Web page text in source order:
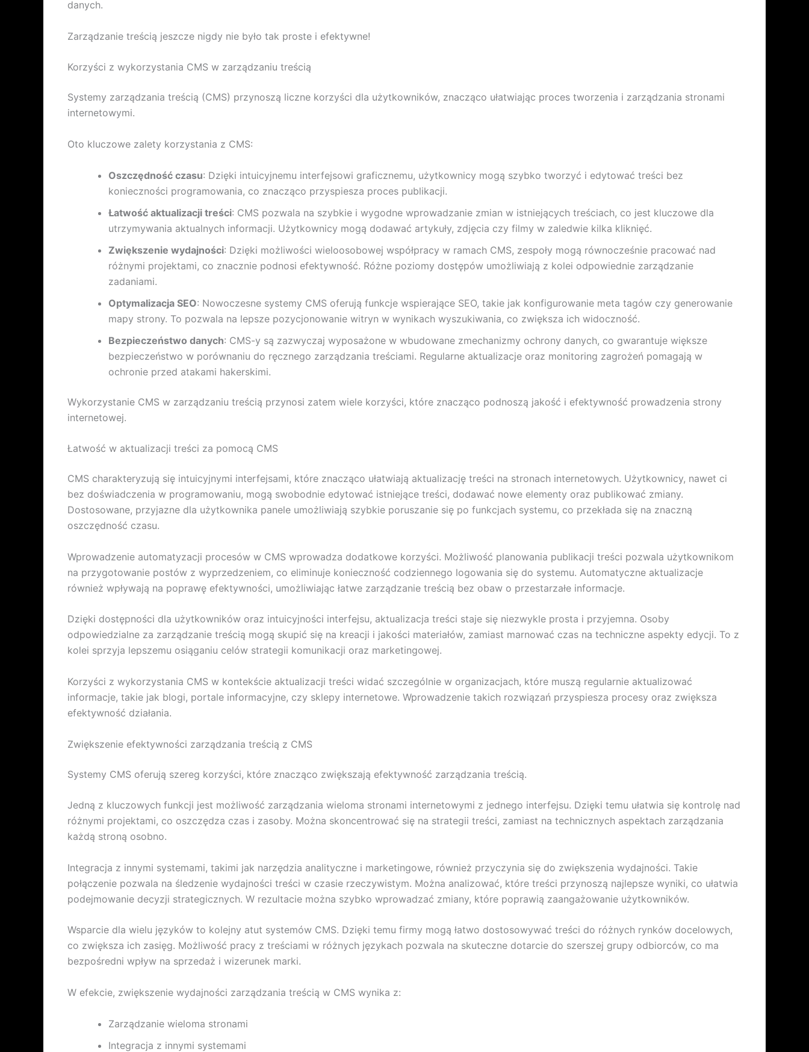
danych.
Zarządzanie treścią jeszcze nigdy nie było tak proste i efektywne!
Korzyści z wykorzystania CMS w zarządzaniu treścią
Systemy zarządzania treścią (CMS) przynoszą liczne korzyści dla użytkowników, znacząco ułatwiając proces tworzenia i zarządzania stronami
internetowymi.
Oto kluczowe zalety korzystania z CMS:
Oszczędność czasu: Dzięki intuicyjnemu interfejsowi graficznemu, użytkownicy mogą szybko tworzyć i edytować treści bez
konieczności programowania, co znacząco przyspiesza proces publikacji.
Łatwość aktualizacji treści: CMS pozwala na szybkie i wygodne wprowadzanie zmian w istniejących treściach, co jest kluczowe dla
utrzymywania aktualnych informacji. Użytkownicy mogą dodawać artykuły, zdjęcia czy filmy w zaledwie kilka kliknięć.
Zwiększenie wydajności: Dzięki możliwości wieloosobowej współpracy w ramach CMS, zespoły mogą równocześnie pracować nad
różnymi projektami, co znacznie podnosi efektywność. Różne poziomy dostępów umożliwiają z kolei odpowiednie zarządzanie
zadaniami.
Optymalizacja SEO: Nowoczesne systemy CMS oferują funkcje wspierające SEO, takie jak konfigurowanie meta tagów czy generowanie
mapy strony. To pozwala na lepsze pozycjonowanie witryn w wynikach wyszukiwania, co zwiększa ich widoczność.
Bezpieczeństwo danych: CMS-y są zazwyczaj wyposażone w wbudowane zmechanizmy ochrony danych, co gwarantuje większe
bezpieczeństwo w porównaniu do ręcznego zarządzania treściami. Regularne aktualizacje oraz monitoring zagrożeń pomagają w
ochronie przed atakami hakerskimi.
Wykorzystanie CMS w zarządzaniu treścią przynosi zatem wiele korzyści, które znacząco podnoszą jakość i efektywność prowadzenia strony
internetowej.
Łatwość w aktualizacji treści za pomocą CMS
CMS charakteryzują się intuicyjnymi interfejsami, które znacząco ułatwiają aktualizację treści na stronach internetowych. Użytkownicy, nawet ci
bez doświadczenia w programowaniu, mogą swobodnie edytować istniejące treści, dodawać nowe elementy oraz publikować zmiany.
Dostosowane, przyjazne dla użytkownika panele umożliwiają szybkie poruszanie się po funkcjach systemu, co przekłada się na znaczną
oszczędność czasu.
Wprowadzenie automatyzacji procesów w CMS wprowadza dodatkowe korzyści. Możliwość planowania publikacji treści pozwala użytkownikom
na przygotowanie postów z wyprzedzeniem, co eliminuje konieczność codziennego logowania się do systemu. Automatyczne aktualizacje
również wpływają na poprawę efektywności, umożliwiając łatwe zarządzanie treścią bez obaw o przestarzałe informacje.
Dzięki dostępności dla użytkowników oraz intuicyjności interfejsu, aktualizacja treści staje się niezwykle prosta i przyjemna. Osoby
odpowiedzialne za zarządzanie treścią mogą skupić się na kreacji i jakości materiałów, zamiast marnować czas na techniczne aspekty edycji. To z
kolei sprzyja lepszemu osiąganiu celów strategii komunikacji oraz marketingowej.
Korzyści z wykorzystania CMS w kontekście aktualizacji treści widać szczególnie w organizacjach, które muszą regularnie aktualizować
informacje, takie jak blogi, portale informacyjne, czy sklepy internetowe. Wprowadzenie takich rozwiązań przyspiesza procesy oraz zwiększa
efektywność działania.
Zwiększenie efektywności zarządzania treścią z CMS
Systemy CMS oferują szereg korzyści, które znacząco zwiększają efektywność zarządzania treścią.
Jedną z kluczowych funkcji jest możliwość zarządzania wieloma stronami internetowymi z jednego interfejsu. Dzięki temu ułatwia się kontrolę nad
różnymi projektami, co oszczędza czas i zasoby. Można skoncentrować się na strategii treści, zamiast na technicznych aspektach zarządzania
każdą stroną osobno.
Integracja z innymi systemami, takimi jak narzędzia analityczne i marketingowe, również przyczynia się do zwiększenia wydajności. Takie
połączenie pozwala na śledzenie wydajności treści w czasie rzeczywistym. Można analizować, które treści przynoszą najlepsze wyniki, co ułatwia
podejmowanie decyzji strategicznych. W rezultacie można szybko wprowadzać zmiany, które poprawią zaangażowanie użytkowników.
Wsparcie dla wielu języków to kolejny atut systemów CMS. Dzięki temu firmy mogą łatwo dostosowywać treści do różnych rynków docelowych,
co zwiększa ich zasięg. Możliwość pracy z treściami w różnych językach pozwala na skuteczne dotarcie do szerszej grupy odbiorców, co ma
bezpośredni wpływ na sprzedaż i wizerunek marki.
W efekcie, zwiększenie wydajności zarządzania treścią w CMS wynika z:
Zarządzanie wieloma stronami
Integracja z innymi systemami